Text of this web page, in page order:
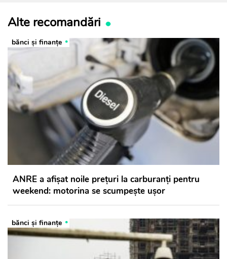
Alte recomandări
bănci şi finanţe
ANRE a afișat noile prețuri la carburanți pentru
weekend: motorina se scumpește ușor
bănci şi finanţe